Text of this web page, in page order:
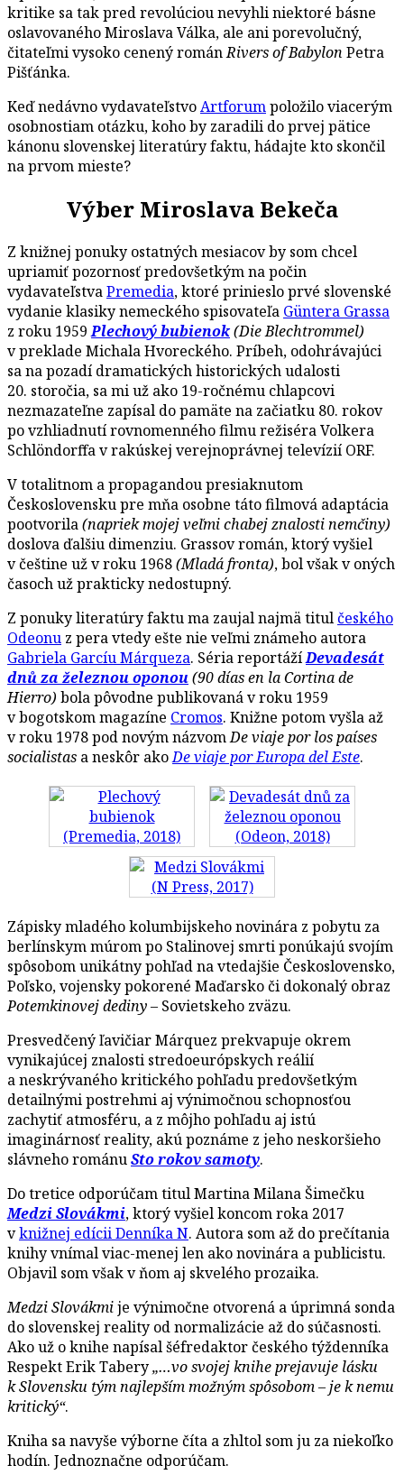
kritike sa tak pred revolúciou nevyhli niektoré básne
oslavovaného Miroslava Válka, ale ani porevolučný,
čitateľmi vysoko cenený románRivers of Babylon Petra
Pišťánka.
Keď nedávno vydavateľstvoArtforumpoložilo viacerým
osobnostiam otázku, koho by zaradili do prvej pätice
kánonu slovenskej literatúry faktu, hádajte kto skončil
na prvom mieste?
Výber Miroslava Bekeča
Z knižnej ponuky ostatných mesiacov by som chcel
upriamiť pozornosť predovšetkým na počin
vydavateľstvaPremedia, ktoré prinieslo prvé slovenské
vydanie klasiky nemeckého spisovateľa Güntera Grassa
z roku 1959Plechový bubienok(Die Blechtrommel)
v preklade Michala Hvoreckého. Príbeh, odohrávajúci
sa na pozadí dramatických historických udalosti
20. storočia, sa mi už ako 19-ročnému chlapcovi
nezmazateľne zapísal do pamäte na začiatku 80. rokov
po vzhliadnutí rovnomenného filmu režiséra Volkera
Schlöndorffa v rakúskej verejnoprávnej televízií ORF.
V totalitnom a propagandou presiaknutom
Československu pre mňa osobne táto filmová adaptácia
pootvorila(napriek mojej veľmi chabej znalosti nemčiny)
doslova ďalšiu dimenziu. Grassov román, ktorý vyšiel
v češtine už v roku 1968(Mladá fronta), bol však v oných
časoch už prakticky nedostupný.
Z ponuky literatúry faktu ma zaujal najmä titulčeského
Odeonu z pera vtedy ešte nie veľmi známeho autora
Gabriela Garcíu Márqueza. Séria reportážíDevadesát
dnů za železnou oponou(90 días en la Cortina de
Hierro) bola pôvodne publikovaná v roku 1959
v bogotskom magazíne Cromos. Knižne potom vyšla až
v roku 1978 pod novým názvomDe viaje por los países
socialistas a neskôr akoDe viaje por Europa del Este.
Zápisky mladého kolumbijskeho novinára z pobytu za
berlínskym múrom po Stalinovej smrti ponúkajú svojím
spôsobom unikátny pohľad na vtedajšie Československo,
Poľsko, vojensky pokorené Maďarsko či dokonalý obraz
Potemkinovej dediny– Sovietskeho zväzu.
Presvedčený ľavičiar Márquez prekvapuje okrem
vynikajúcej znalosti stredoeurópskych reálií
a neskrývaného kritického pohľadu predovšetkým
detailnými postrehmi aj výnimočnou schopnosťou
zachytiť atmosféru, a z môjho pohľadu aj istú
imaginárnosť reality, akú poznáme z jeho neskoršieho
slávneho románuSto rokov samoty.
Do tretice odporúčam titul Martina Milana Šimečku
Medzi Slovákmi, ktorý vyšiel koncom roka 2017
vknižnej edícii Denníka N. Autora som až do prečítania
knihy vnímal viac-menej len ako novinára a publicistu.
Objavil som však v ňom aj skvelého prozaika.
Medzi Slovákmije výnimočne otvorená a úprimná sonda
do slovenskej reality od normalizácie až do súčasnosti.
Ako už o knihe napísal šéfredaktor českého týždenníka
Respekt Erik Tabery„…vo svojej knihe prejavuje lásku
k Slovensku tým najlepším možným spôsobom – je k nemu
kritický“.
Kniha sa navyše výborne číta a zhltol som ju za niekoľko
hodín. Jednoznačne odporúčam.